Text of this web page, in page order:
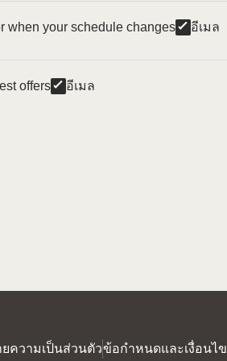
when your schedule changes อีเมล
offers อีเมล
ความเป็นส่วนตัวข้อกำหนดและเงื่อนไข